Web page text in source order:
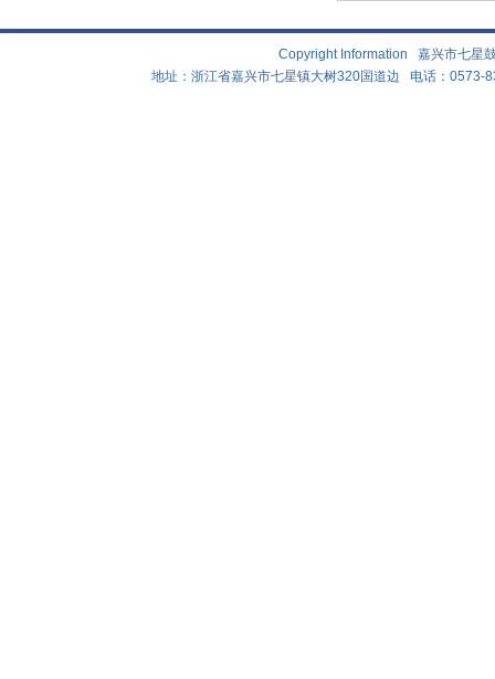
Copyright Information 嘉兴市七
地址：浙江省嘉兴市七星镇大树320国道边 电话：